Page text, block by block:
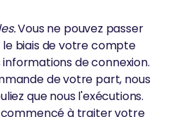
Vous ne pouvez passer
biais de votre compte
de connexion.
de votre part, nous
que nous l'exécutions.
commencé à traiter votre